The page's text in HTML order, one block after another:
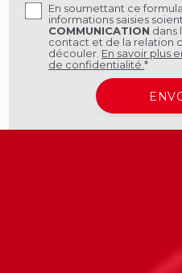
En soumettant ce
informations saisies
COMMUNICATION dans
contact et de la relation
découler. En savoir plus
de confidentialité.*